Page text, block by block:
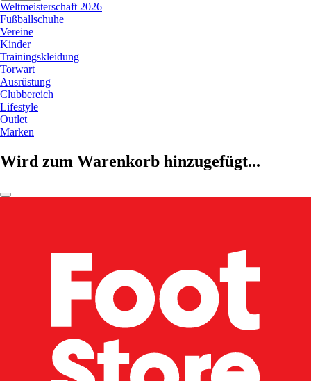
Weltmeisterschaft 2026
Fußballschuhe
Vereine
Kinder
Trainingskleidung
Torwart
Ausrüstung
Clubbereich
Lifestyle
Outlet
Marken
Wird zum Warenkorb hinzugefügt...